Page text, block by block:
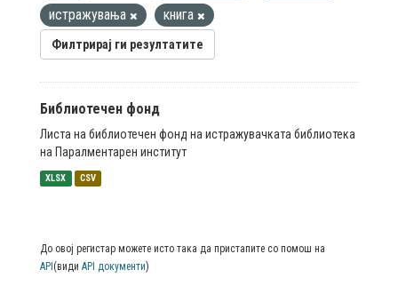
истражувања
книга
Филтрирај ги резултатите
Библиотечен фонд
Листа на библиотечен фонд на истражувачката библиотека
на Паралментарен институт
XLSX CSV
До овој регистар можете исто така да пристапите со помош на
API (види API документи)